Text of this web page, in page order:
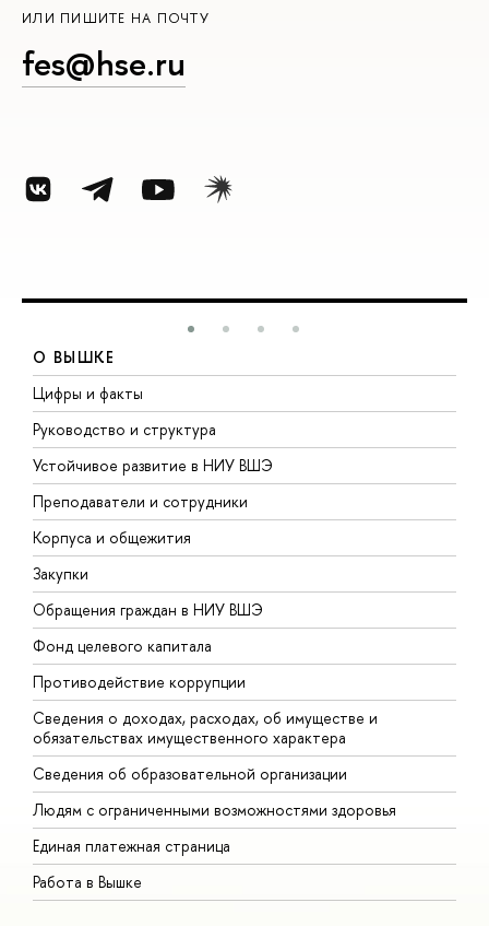
ИЛИ ПИШИТЕ НА ПОЧТУ
fes@hse.ru
О ВЫШКЕ
Цифры и факты
Руководство и структура
Устойчивое развитие в НИУ ВШЭ
Преподаватели и сотрудники
Корпуса и общежития
Закупки
Обращения граждан в НИУ ВШЭ
Фонд целевого капитала
Противодействие коррупции
Сведения о доходах, расходах, об имуществе и
обязательствах имущественного характера
Сведения об образовательной организации
Людям с ограниченными возможностями здоровья
Единая платежная страница
Работа в Вышке